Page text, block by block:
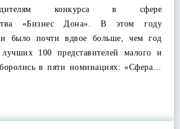
конкурса в сфере
«Бизнес Дона». В этом году
было почти вдвое больше, чем год
100 представителей малого и
боролись в пяти номинациях: «Сфера…